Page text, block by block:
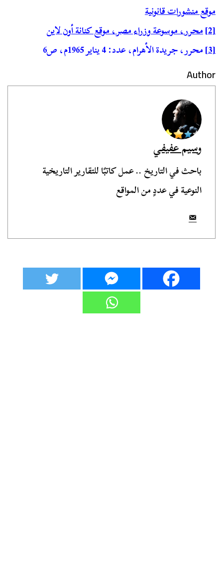
موقع منشورات قانونية
[2] محرر، موسوعة وزراء مصر، موقع كنانة أون لاين
[3] محرر، جريدة الأهرام، عدد: 4 يناير 1965م، ص6
Author
وسيم عفيفي
باحث في التاريخ .. عمل كاتبًا للتقارير التاريخية
النوعية في عددٍ من المواقع